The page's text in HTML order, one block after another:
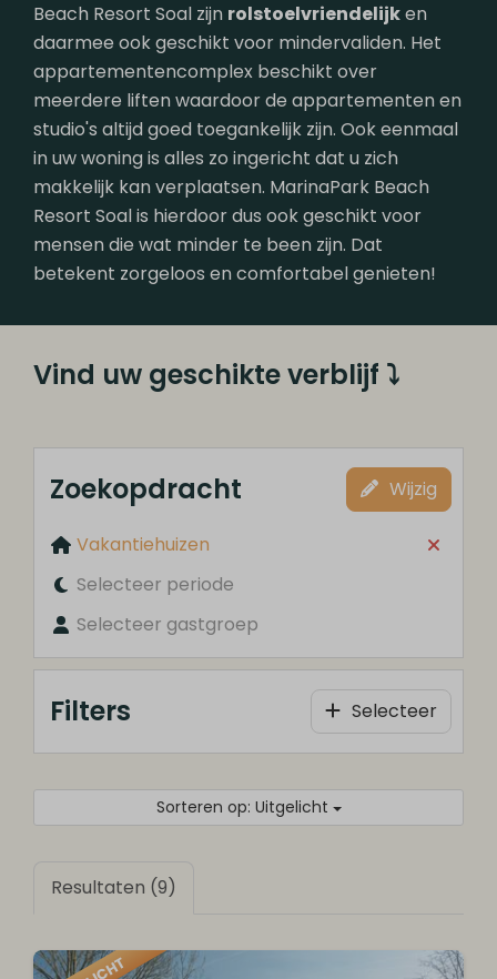
Beach Resort Soal zijn rolstoelvriendelijken
daarmee ook geschikt voor mindervaliden. Het
appartementencomplex beschikt over
meerdere liften waardoor de appartementen en
studio's altijd goed toegankelijk zijn. Ook eenmaal
in uw woning is alles zo ingericht dat u zich
makkelijk kan verplaatsen. MarinaPark Beach
Resort Soal is hierdoor dus ook geschikt voor
mensen die wat minder te been zijn. Dat
betekent zorgeloos en comfortabel genieten!
Vind uw geschikte verblijf ⤵
Zoekopdracht Wijzig
Vakantiehuizen
Selecteer periode
Selecteer gastgroep
Filters Selecteer
Sorteren op: Uitgelicht
Resultaten (9)